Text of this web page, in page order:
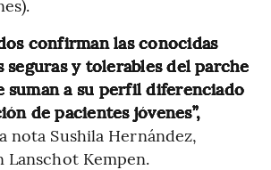
confirman las conocidas
seguras y tolerables del parche
suman a su perfil diferenciado
de pacientes jóvenes”,
nota Sushila Hernández,
Lanschot Kempen.